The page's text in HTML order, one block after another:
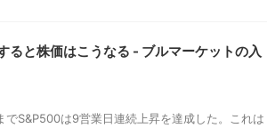
ると株価はこうなる - ブルマーケットの入
S&P500は9営業日連続上昇を達成した。これは